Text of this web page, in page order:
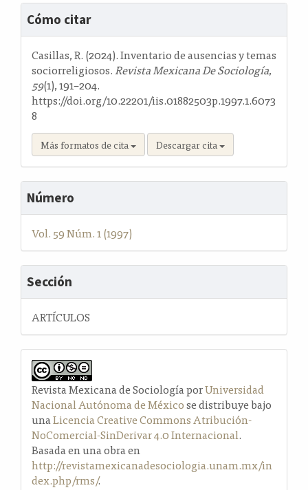
Detalles
del
artículo
Cómo citar
Casillas, R. (2024). Inventario de ausencias y temas
sociorreligiosos.Revista Mexicana De Sociología,
59(1), 191–204.
https://doi.org/10.22201/iis.01882503p.1997.1.6073
8
Más formatos de cita Descargar cita
Número
Vol. 59 Núm. 1 (1997)
Sección
ARTÍCULOS
Revista Mexicana de Sociología porUniversidad
Nacional Autónoma de Méxicose distribuye bajo
unaLicencia Creative Commons Atribución-
NoComercial-SinDerivar 4.0 Internacional.
Basada en una obra en
http://revistamexicanadesociologia.unam.mx/in
dex.php/rms/.